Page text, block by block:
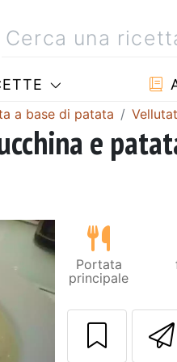
a base di patata
e
Portata
principale